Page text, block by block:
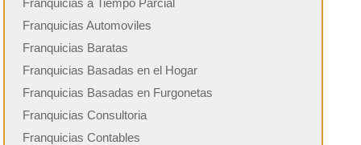
Franquicias Automoviles
Franquicias Baratas
Franquicias Basadas en el Hogar
Franquicias Basadas en Furgonetas
Franquicias Consultoria
Franquicias Contables